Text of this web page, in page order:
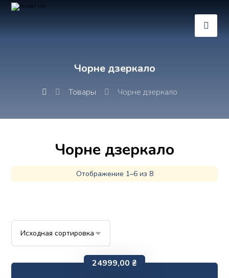
Чорне дзеркало
Товары Чорне дзеркало
Чорне дзеркало
Отображение 1–6 из 8
24999,00 ₴